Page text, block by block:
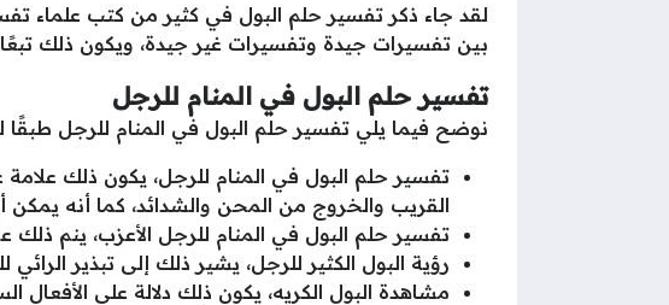
لقد جاء ذكر تفسير حلم البول في كثير من كتب علماء
بين تفسيرات جيدة وتفسيرات غير جيدة، ويكون ذلك
تفسير حلم البول في المنام للرجل
نوضح فيما يلي تفسير حلم البول في المنام للرجل طبقًا
تفسير حلم البول في المنام للرجل، يكون ذلك
القريب والخروج من المحن والشدائد، كما أنه يمكن
تفسير حلم البول في المنام للرجل الأعزب، ينم
رؤية البول الكثير للرجل، يشير ذلك إلى تبذير
مشاهدة البول الكريه، يكون ذلك دلالة على الأفعال